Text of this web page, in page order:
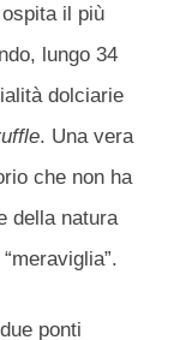
ospita il più
lungo 34
dolciarie
. Una vera
che non ha
della natura
ponti